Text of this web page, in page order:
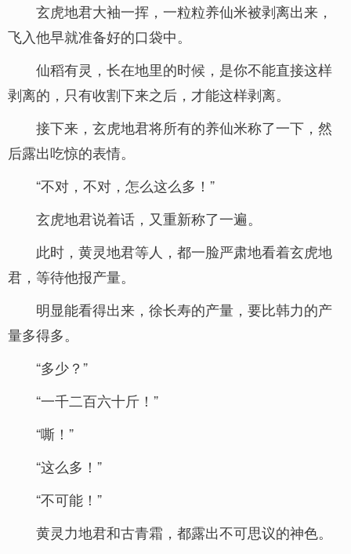
玄虎地君大袖一挥，一粒粒养仙米被剥离出来，
飞入他早就准备好的口袋中。
仙稻有灵，长在地里的时候，是你不能直接这样
剥离的，只有收割下来之后，才能这样剥离。
接下来，玄虎地君将所有的养仙米称了一下，然
后露出吃惊的表情。
“不对，不对，怎么这么多！”
玄虎地君说着话，又重新称了一遍。
此时，黄灵地君等人，都一脸严肃地看着玄虎地
君，等待他报产量。
明显能看得出来，徐长寿的产量，要比韩力的产
量多得多。
“多少？”
“一千二百六十斤！”
“嘶！”
“这么多！”
“不可能！”
黄灵力地君和古青霜，都露出不可思议的神色。